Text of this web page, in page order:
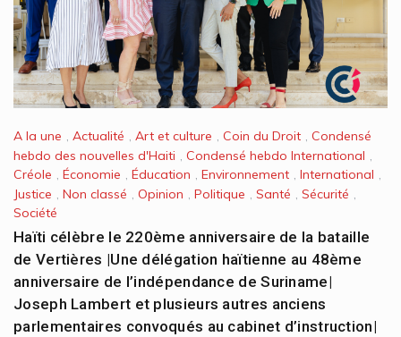
A la une , Actualité , Art et culture , Coin du Droit , Condensé
hebdo des nouvelles d'Haiti , Condensé hebdo International ,
Créole , Économie , Éducation , Environnement , International ,
Justice , Non classé , Opinion , Politique , Santé , Sécurité ,
Société
Haïti célèbre le 220ème anniversaire de la bataille
de Vertières |Une délégation haïtienne au 48ème
anniversaire de l’indépendance de Suriname|
Joseph Lambert et plusieurs autres anciens
parlementaires convoqués au cabinet d’instruction|